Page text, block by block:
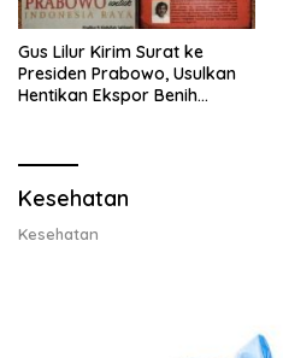
Gus Lilur Kirim Surat ke
Presiden Prabowo, Usulkan
Hentikan Ekspor Benih
Kesehatan
Kesehatan